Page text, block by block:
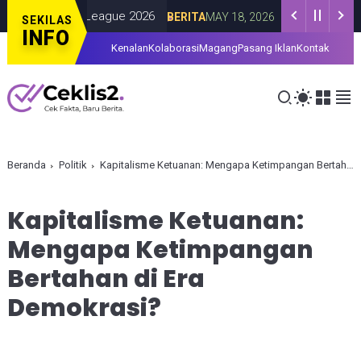
SEKILAS
INFO
Super League 2026 BERITAMAY 18, 2026 Agensi G-Dragon
KenalanKolaborasiMagangPasang IklanKontak
Beranda Politik Kapitalisme Ketuanan: Mengapa Ketimpangan Bertahan di Era Demokrasi?
Kapitalisme Ketuanan:
Mengapa Ketimpangan
Bertahan di Era
Demokrasi?